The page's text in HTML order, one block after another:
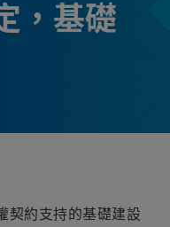
，基礎
契約支持的基礎建設